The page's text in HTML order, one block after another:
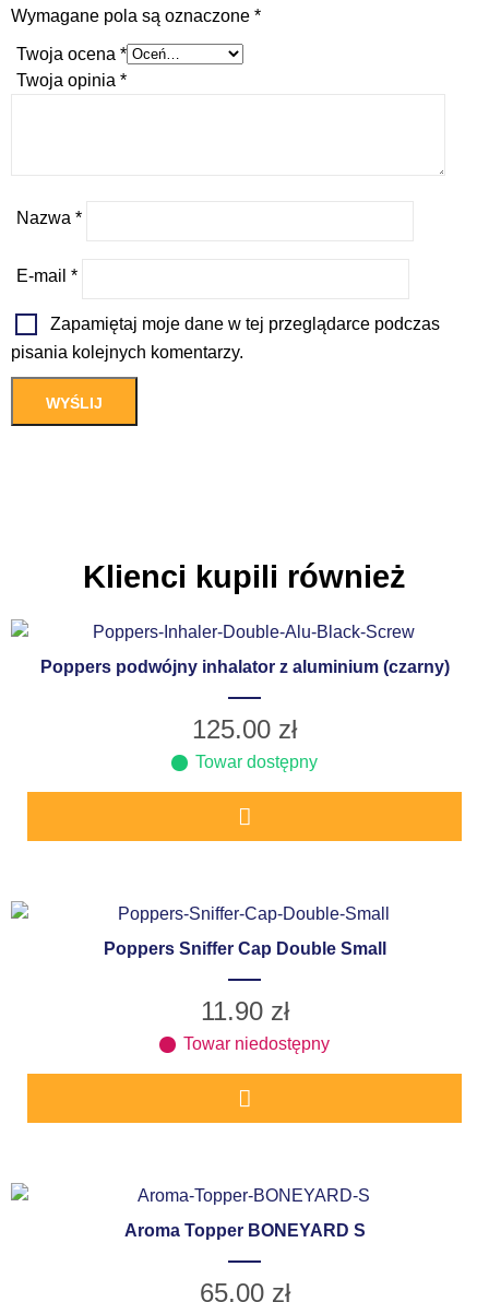
Wymagane pola są oznaczone *
Twoja ocena *
Twoja opinia *
Nazwa *
E-mail *
Zapamiętaj moje dane w tej przeglądarce podczas
pisania kolejnych komentarzy.
Klienci kupili również
Poppers podwójny inhalator z aluminium (czarny)
125.00 zł
Towar dostępny
Poppers Sniffer Cap Double Small
11.90 zł
Towar niedostępny
Aroma Topper BONEYARD S
65.00 zł